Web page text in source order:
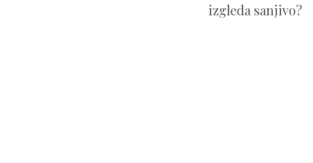
izgleda sanjivo?